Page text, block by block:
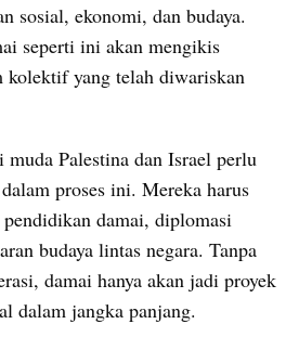
sosial, ekonomi, dan budaya.
seperti ini akan mengikis
kolektif yang telah diwariskan
muda Palestina dan Israel perlu
proses ini. Mereka harus
damai, diplomasi
budaya lintas negara. Tanpa
damai hanya akan jadi proyek
dalam jangka panjang.